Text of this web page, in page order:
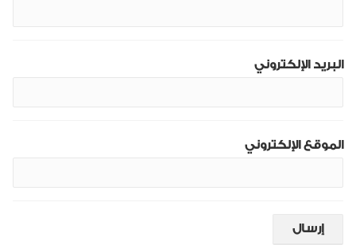
البريد الإلكتروني
الموقع الإلكتروني